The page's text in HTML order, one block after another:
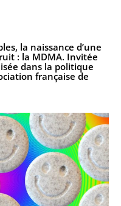
la naissance d’une
: la MDMA. Invitée
dans la politique
française de